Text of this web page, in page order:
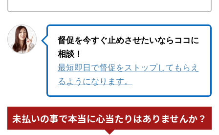
督促を今すぐ止めさせたいならココに
相談！
最短即日で督促をストップしてもらえ
るようになります。
未払いの事で本当に心当たりはありませんか？